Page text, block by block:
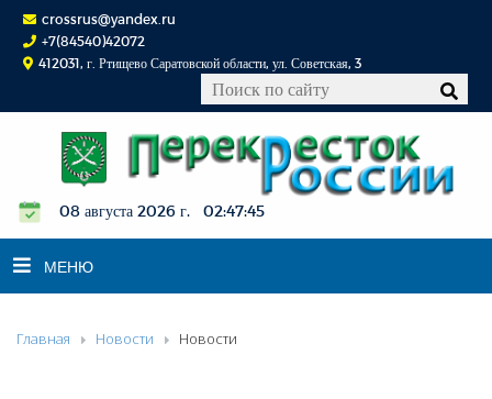
crossrus@yandex.ru
+7(84540)42072
412031, г. Ртищево Саратовской области, ул. Советская, 3
08 августа 2026 г. 02:47:45
МЕНЮ
НОВОСТИ
Главная Новости Новости